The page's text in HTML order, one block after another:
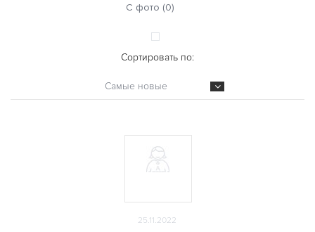
С фото (0)
Сортировать по:
Самые новые
25.11.2022